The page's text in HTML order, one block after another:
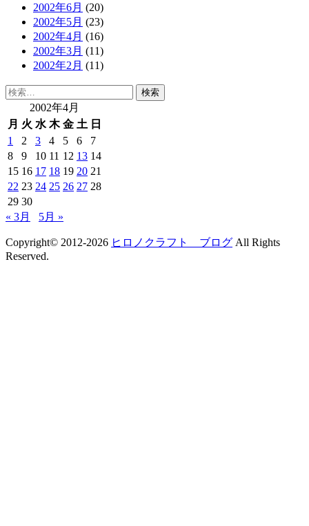
2002年6月 (20)
2002年5月 (23)
2002年4月 (16)
2002年3月 (11)
2002年2月 (11)
検
2002年4月
月 火 水 木 金 土 日
1
2 3 4 5 6
7
8
9 10 11 12 13 14
15 16 17 18 19 20 21
22 23 24 25 26 27 28
29 30
« 3月
5月 »
Copyright© 2012-2026 ヒロノクラフト ブログ All Rights
Reserved.